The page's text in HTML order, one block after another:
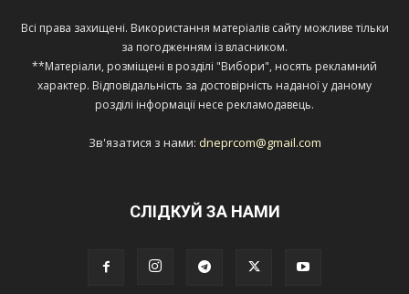
Всі права захищені. Використання матеріалів сайту можливе тільки
за погодженням із власником.
**Матеріали, розміщені в розділі "Вибори", носять рекламний
характер. Відповідальність за достовірність наданої у даному
розділі інформації несе рекламодавець.
Зв'язатися з нами: dneprcom@gmail.com
СЛІДКУЙ ЗА НАМИ